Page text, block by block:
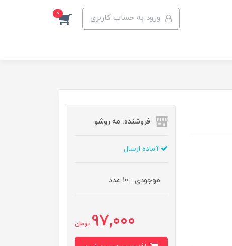
ورود به حساب کاربری 0
فروشنده: مه رو‌شو
آماده ارسال
موجودی : 10 عدد
97,000 تومان